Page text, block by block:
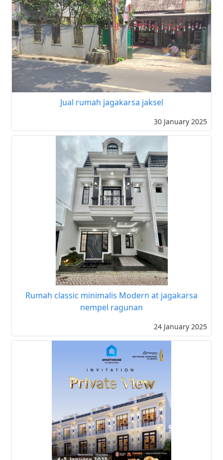
Jual rumah jagakarsa jaksel
30 January 2025
Rumah classic minimalis Modern at jagakarsa
nempel ragunan
24 January 2025